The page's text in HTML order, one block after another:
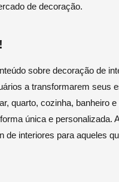
de decoração.
sobre decoração de
a transformarem seus
quarto, cozinha, banheiro
única e personalizada.
interiores para aqueles